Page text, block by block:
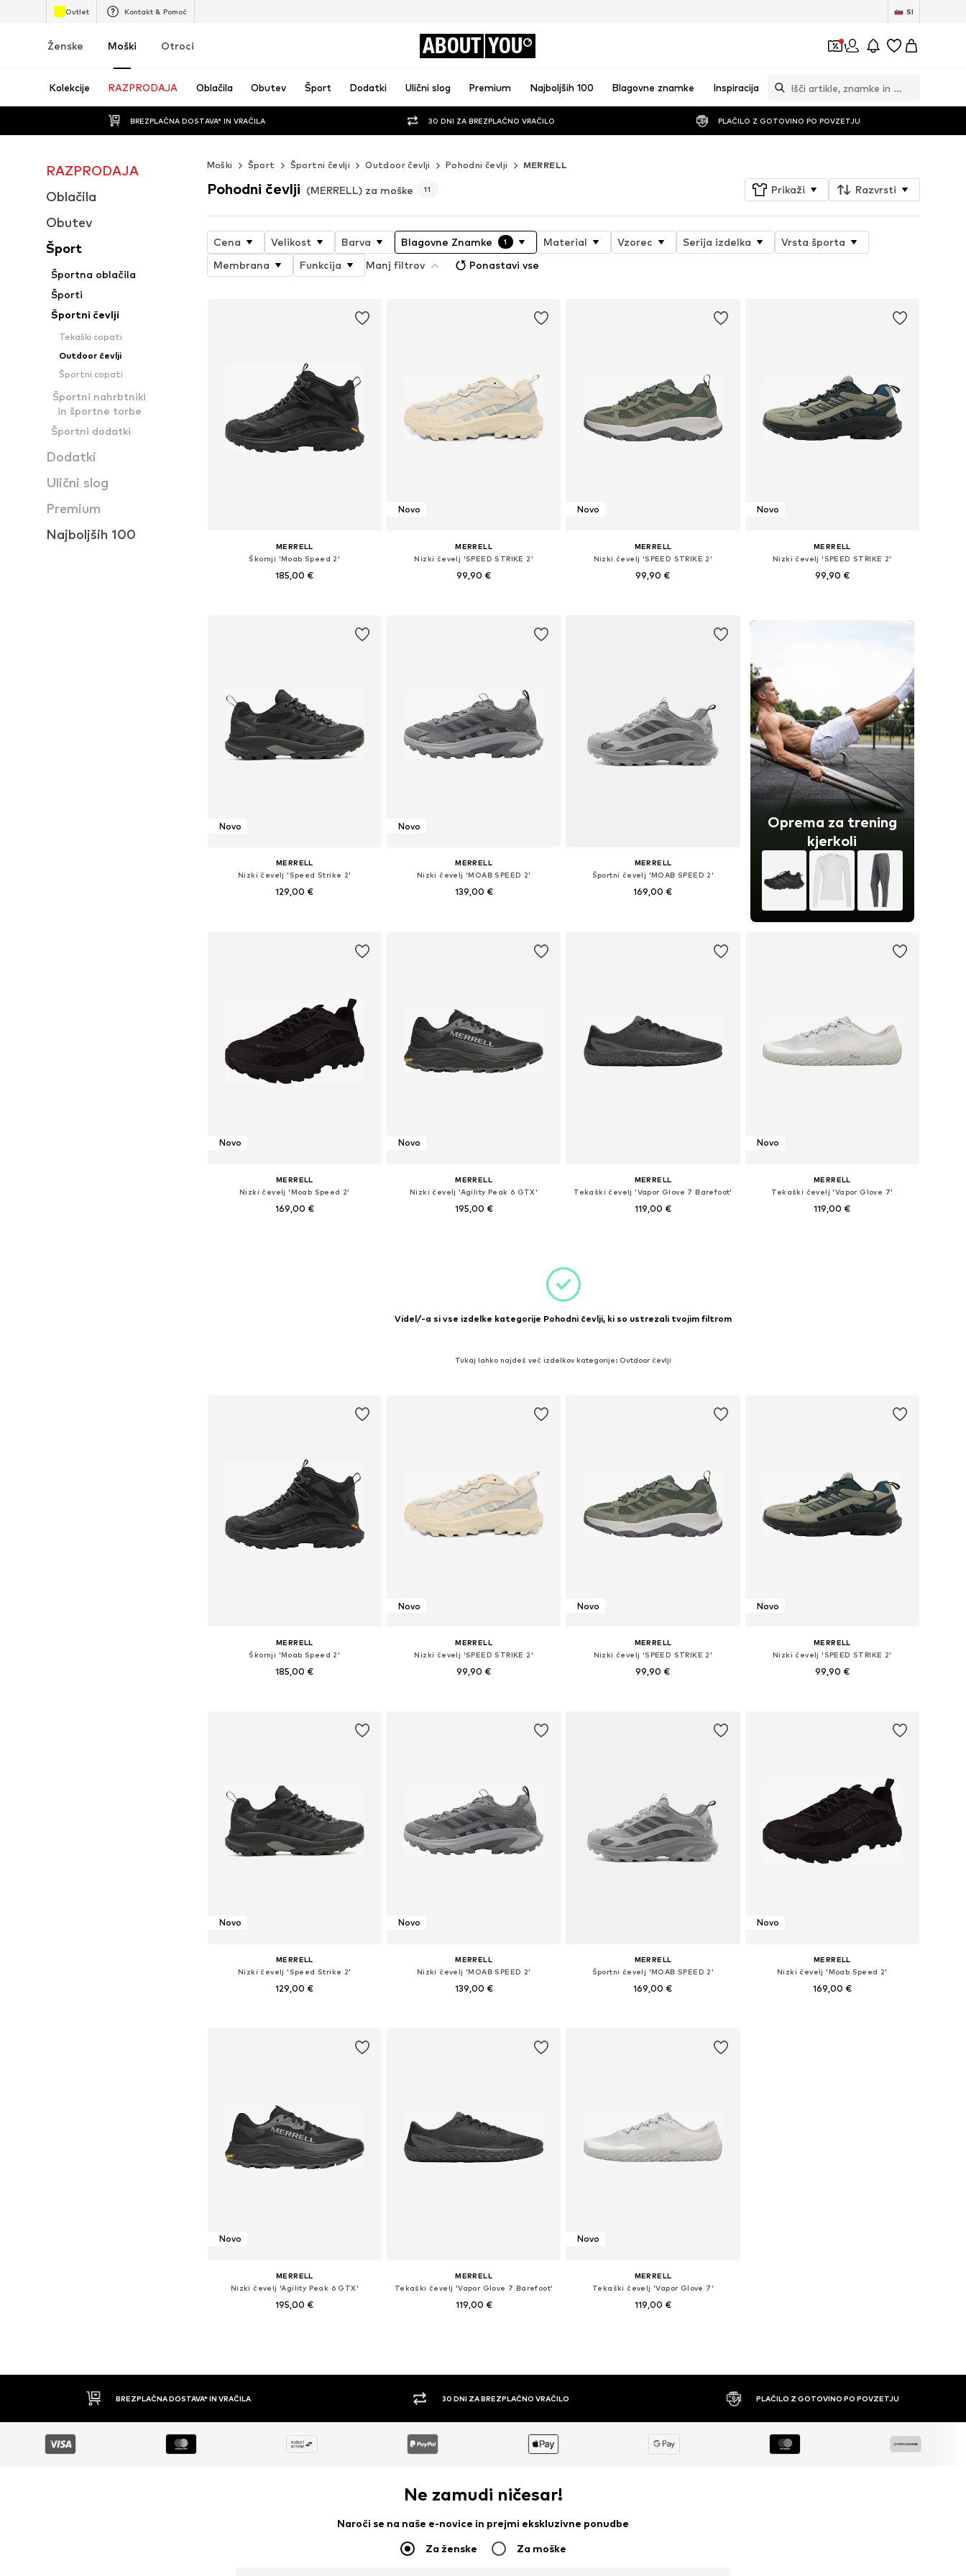
Outlet Kontakt & Pomoč SI
Ženske Moški Otroci ABOUT YOU 1
Kolekcije RAZPRODAJA Oblačila Obutev Šport Dodatki Ulični slog Premium Najboljših 100 Blagovne znamke Inspiracija
BREZPLAČNA DOSTAVA* IN VRAČILA 30 DNI ZA BREZPLAČNO VRAČILO PLAČILO Z GOTOVINO PO POVZETJU
RAZPRODAJA
Oblačila
Obutev
Šport
Športna oblačila
Športi
Športni čevlji
Tekaški copati
Outdoor čevlji
Športni copati
Športni nahrbtniki
in športne torbe
Športni dodatki
Dodatki
Ulični slog
Premium
Najboljših 100
Moški Šport Športni čevlji Outdoor čevlji Pohodni čevlji MERRELL
Pohodni čevlji (MERRELL) za moške 11 Prikaži Razvrsti
Cena Velikost Barva Blagovne Znamke 1 Material Vzorec Serija izdelka
Vrsta športa
Membrana
Funkcija Manj filtrov Ponastavi vse
MERRELL
Škornji 'Moab Speed 2'
185,00 €
Novo
MERRELL
Nizki čevelj 'SPEED STRIKE 2'
99,90 €
Novo
MERRELL
Nizki čevelj 'SPEED STRIKE 2'
99,90 €
Novo
MERRELL
Nizki čevelj 'SPEED STRIKE 2'
99,90 €
Novo
MERRELL
Nizki čevelj 'Speed Strike 2'
129,00 €
Novo
MERRELL
Nizki čevelj 'MOAB SPEED 2'
139,00 €
MERRELL
Športni čevelj 'MOAB SPEED 2'
169,00 €
Oprema za trening
kjerkoli
Novo
MERRELL
Nizki čevelj 'Moab Speed 2'
169,00 €
Novo
MERRELL
Nizki čevelj 'Agility Peak 6 GTX'
195,00 €
MERRELL
Tekaški čevelj 'Vapor Glove 7 Barefoot'
119,00 €
Novo
MERRELL
Tekaški čevelj 'Vapor Glove 7'
119,00 €
Videl/-a si vse izdelke kategorije Pohodni čevlji, ki so ustrezali tvojim filtrom
Tukaj lahko najdeš več izdelkov kategorije: Outdoor čevlji
MERRELL
Škornji 'Moab Speed 2'
185,00 €
Novo
MERRELL
Nizki čevelj 'SPEED STRIKE 2'
99,90 €
Novo
MERRELL
Nizki čevelj 'SPEED STRIKE 2'
99,90 €
Novo
MERRELL
Nizki čevelj 'SPEED STRIKE 2'
99,90 €
Novo
MERRELL
Nizki čevelj 'Speed Strike 2'
129,00 €
Novo
MERRELL
Nizki čevelj 'MOAB SPEED 2'
139,00 €
MERRELL
Športni čevelj 'MOAB SPEED 2'
169,00 €
Novo
MERRELL
Nizki čevelj 'Moab Speed 2'
169,00 €
Novo
MERRELL
Nizki čevelj 'Agility Peak 6 GTX'
195,00 €
MERRELL
Tekaški čevelj 'Vapor Glove 7 Barefoot'
119,00 €
Novo
MERRELL
Tekaški čevelj 'Vapor Glove 7'
119,00 €
BREZPLAČNA DOSTAVA* IN VRAČILA 30 DNI ZA BREZPLAČNO VRAČILO PLAČILO Z GOTOVINO PO POVZETJU
Ne zamudi ničesar!
Naroči se na naše e-novice in prejmi ekskluzivne ponudbe
Za ženske Za moške